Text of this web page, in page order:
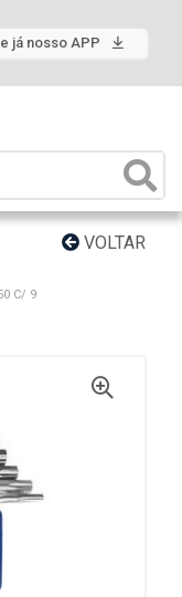
já nosso APP
VOLTAR
C/ 9